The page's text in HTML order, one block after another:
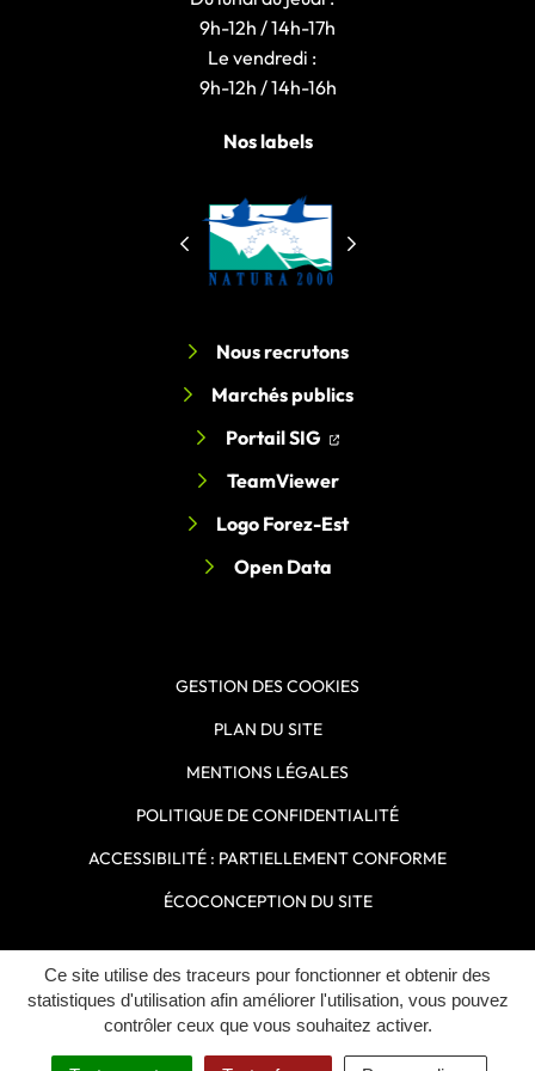
Ce site utilise des traceurs pour fonctionner et obtenir des
statistiques d'utilisation afin améliorer l'utilisation, vous pouvez
contrôler ceux que vous souhaitez activer.
9h-12h / 14h-17h
Le vendredi :
9h-12h / 14h-16h
Nos labels
Nous recrutons
Marchés publics
Portail SIG (ouverture dans un
(ouverture dans un
TeamViewer
Logo Forez-Est
Open Data
GESTION DES COOKIES
PLAN DU SITE
MENTIONS LÉGALES
POLITIQUE DE CONFIDENTIALITÉ
ACCESSIBILITÉ : PARTIELLEMENT CONFORME
ÉCOCONCEPTION DU SITE
Site réalisé parInovagora (ouverture dans un